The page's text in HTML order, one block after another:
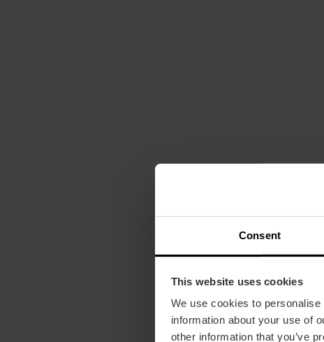
Consent
This website uses cookies
We use cookies to
information about your use of
other information that you’ve